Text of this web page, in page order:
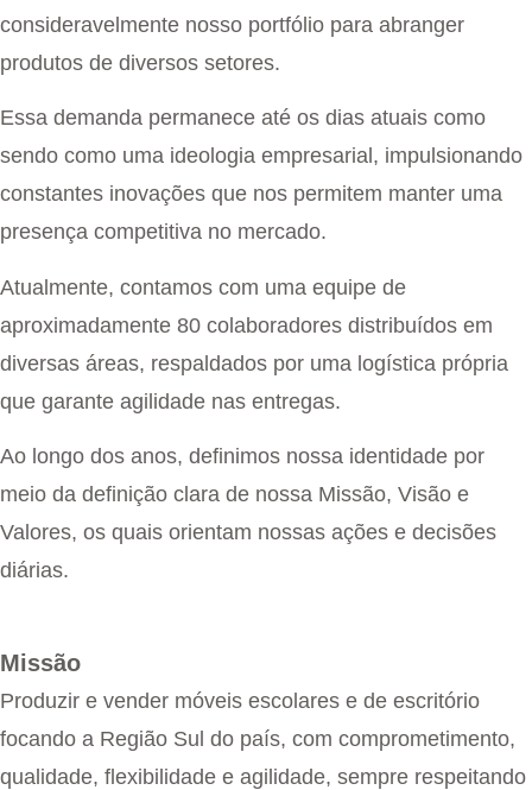
consideravelmente nosso portfólio para abranger
produtos de diversos setores.
Essa demanda permanece até os dias atuais como
sendo como uma ideologia empresarial, impulsionando
constantes inovações que nos permitem manter uma
presença competitiva no mercado.
Atualmente, contamos com uma equipe de
aproximadamente 80 colaboradores distribuídos em
diversas áreas, respaldados por uma logística própria
que garante agilidade nas entregas.
Ao longo dos anos, definimos nossa identidade por
meio da definição clara de nossa Missão, Visão e
Valores, os quais orientam nossas ações e decisões
diárias.
Missão
Produzir e vender móveis escolares e de escritório
focando a Região Sul do país, com comprometimento,
qualidade, flexibilidade e agilidade, sempre respeitando